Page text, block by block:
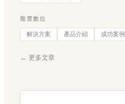
龍雲數位
解決方案 產品介紹 成功案例
← 更多文章